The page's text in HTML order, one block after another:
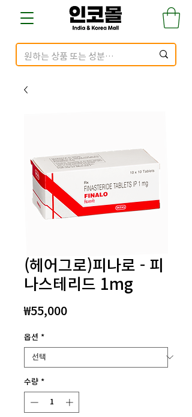
(헤어그로)피나로 - 피
나스테리드 1mg
₩55,000가
옵션 *
수량 *